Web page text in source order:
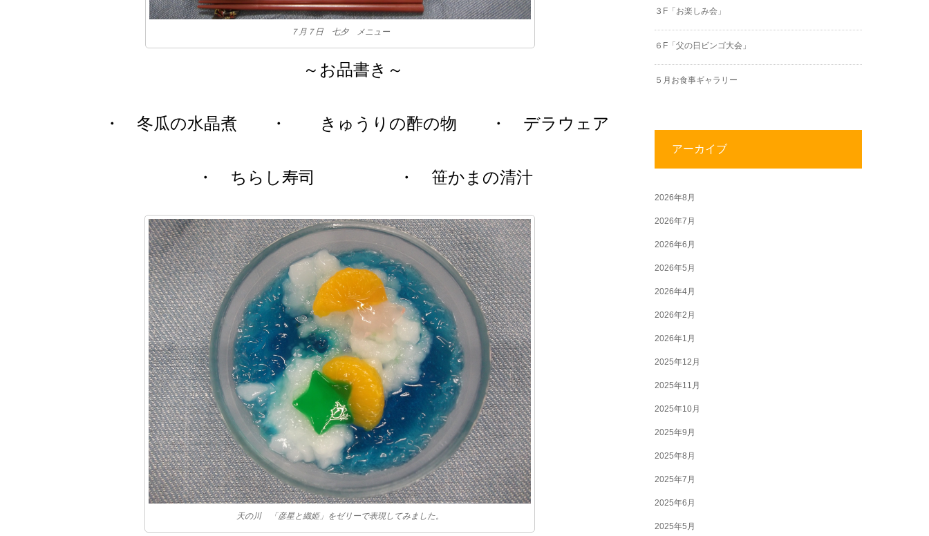
７月７日 七夕 メニュー
～お品書き～
・ 冬瓜の水晶煮 ・ きゅうりの酢の物 ・ デラウェア
・ ちらし寿司 ・ 笹かまの清汁
天の川 「彦星と織姫」をゼリーで表現してみました。
３F「お楽しみ会」
６F「父の日ビンゴ大会」
５月お食事ギャラリー
アーカイブ
2026年8月
2026年7月
2026年6月
2026年5月
2026年4月
2026年2月
2026年1月
2025年12月
2025年11月
2025年10月
2025年9月
2025年8月
2025年7月
2025年6月
2025年5月